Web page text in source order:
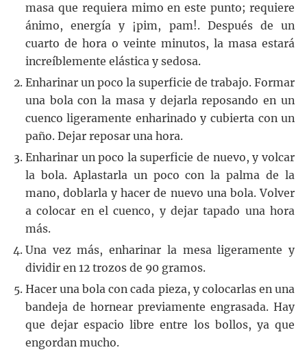
masa que requiera mimo en este punto; requiere
ánimo, energía y ¡pim, pam!. Después de un
cuarto de hora o veinte minutos, la masa estará
increíblemente elástica y sedosa.
Enharinar un poco la superficie de trabajo. Formar
una bola con la masa y dejarla reposando en un
cuenco ligeramente enharinado y cubierta con un
paño. Dejar reposar una hora.
Enharinar un poco la superficie de nuevo, y volcar
la bola. Aplastarla un poco con la palma de la
mano, doblarla y hacer de nuevo una bola. Volver
a colocar en el cuenco, y dejar tapado una hora
más.
Una vez más, enharinar la mesa ligeramente y
dividir en 12 trozos de 90 gramos.
Hacer una bola con cada pieza, y colocarlas en una
bandeja de hornear previamente engrasada. Hay
que dejar espacio libre entre los bollos, ya que
engordan mucho.